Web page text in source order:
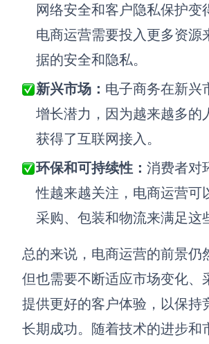
网络安全和客户隐私保护变
电商运营需要投入更多资源
据的安全和隐私。
新兴市场： 电子商务在新兴
增长潜力，因为越来越多的
获得了互联网接入。
环保和可持续性： 消费者对
性越来越关注，电商运营可
采购、包装和物流来满足这
总的来说，电商运营的前景仍
但也需要不断适应市场变化、
提供更好的客户体验，以保持
长期成功。随着技术的进步和